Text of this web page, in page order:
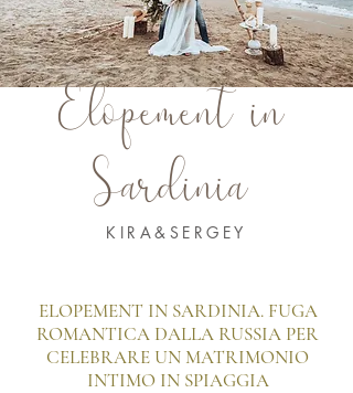
Elopement in
Sardinia
KIRA&SERGEY
ELOPEMENT IN SARDINIA. FUGA
ROMANTICA DALLA RUSSIA PER
CELEBRARE UN MATRIMONIO
INTIMO IN SPIAGGIA